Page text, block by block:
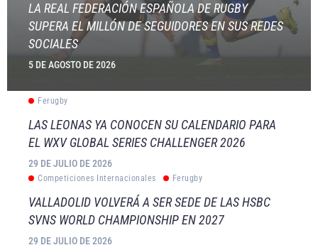
LA REAL FEDERACIÓN ESPAÑOLA DE RUGBY
SUPERA EL MILLÓN DE SEGUIDORES EN SUS REDES
SOCIALES
5 DE AGOSTO DE 2026
Ferugby
LAS LEONAS YA CONOCEN SU CALENDARIO PARA
EL WXV GLOBAL SERIES CHALLENGER 2026
29 DE JULIO DE 2026
Competiciones Internacionales Ferugby
VALLADOLID VOLVERÁ A SER SEDE DE LAS HSBC
SVNS WORLD CHAMPIONSHIP EN 2027
29 DE JULIO DE 2026